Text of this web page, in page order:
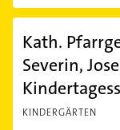
Kath.
Severin,
KINDERGÄRTEN